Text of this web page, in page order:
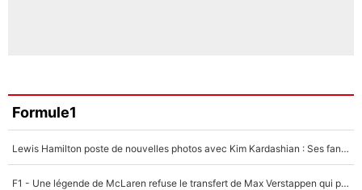
Formule1
Lewis Hamilton poste de nouvelles photos avec Kim Kardashian : Ses fans le voient déjà redevenir champion du monde de F1 grâce à elle !
F1 - Une légende de McLaren refuse le transfert de Max Verstappen qui pourrait «faire des vagues» et plomber l'ambiance dans l'équipe